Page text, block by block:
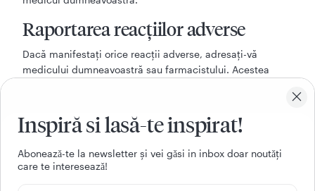
Raportarea reacţiilor adverse
Dacă manifestaţi orice reacţii adverse, adresaţi-vă
medicului dumneavoastră sau farmacistului. Acestea
direct la:
Medicale din România
Str. Aviator Sănătescu nr. 48, sector 1
Inspiră si lasă-te inspirat!
Aboneazǎ-te la newsletter și vei gǎsi in inbox doar noutǎți
care te intereseazǎ!